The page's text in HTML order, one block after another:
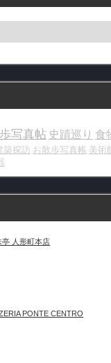
写真帖 史蹟巡り 食
築探訪 お散歩写真帳 美術
亭 人形町本店
PONTE CENTRO